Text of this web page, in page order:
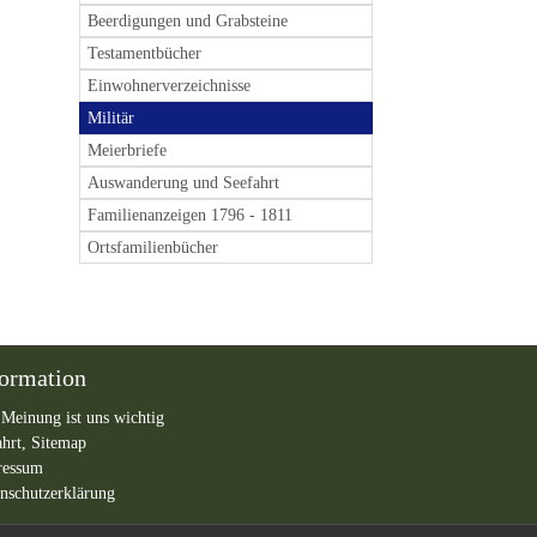
Beerdigungen und Grabsteine
Testamentbücher
Einwohnerverzeichnisse
Militär
Meierbriefe
Auswanderung und Seefahrt
Familienanzeigen 1796 - 1811
Ortsfamilienbücher
ist uns wichtig
Sitemap